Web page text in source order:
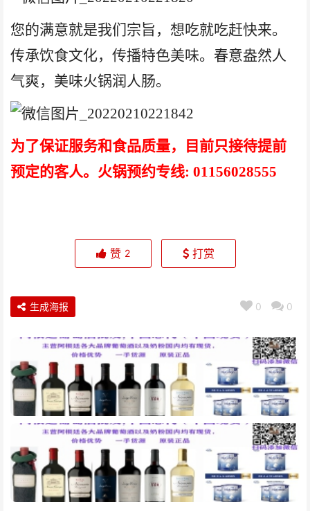
您的满意就是我们宗旨 ， 想吃就吃赶快来。
传承饮食文化，传播特色美味。 春意盎然人
气爽，美味火锅润人肠。
为了保证服务和食品质量，目前只接待提前
预定的客人。 火锅预约专线: 01156028555
赞 2 打赏
0 0
生成海报